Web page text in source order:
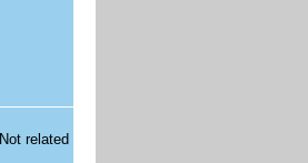
Not related